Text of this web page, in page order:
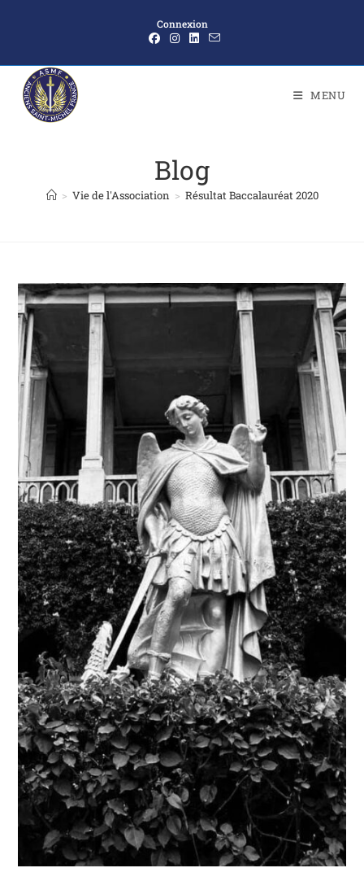
Connexion
MENU
Blog
> Vie de l'Association > Résultat Baccalauréat 2020